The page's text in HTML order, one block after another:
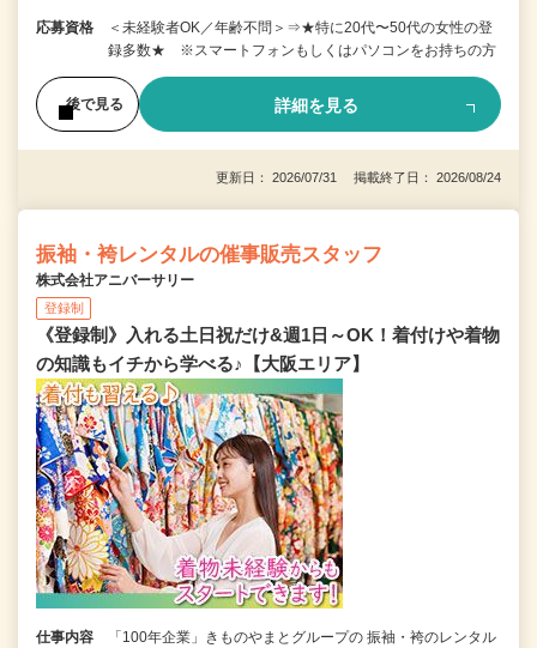
応募資格
＜未経験者OK／年齢不問＞⇒★特に20代〜50代の女性の登
録多数★ ※スマートフォンもしくはパソコンをお持ちの方
後で見る 詳細を見る
更新日： 2026/07/31 掲載終了日： 2026/08/24
振袖・袴レンタルの催事販売スタッフ
株式会社アニバーサリー
登録制
《登録制》入れる土日祝だけ&週1日～OK！着付けや着物
の知識もイチから学べる♪【大阪エリア】
仕事内容
「100年企業」きものやまとグループの 振袖・袴のレンタル